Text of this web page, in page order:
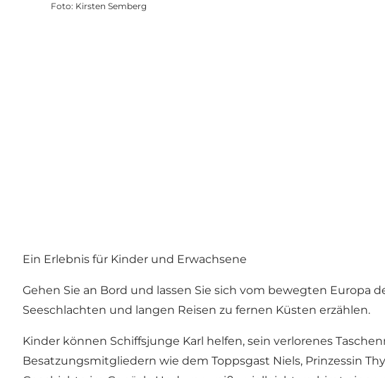
Foto: Kirsten Semberg
Ein Erlebnis für Kinder und Erwachsene
Gehen Sie an Bord und lassen Sie sich vom bewegten Europa
Seeschlachten und langen Reisen zu fernen Küsten erzählen.
Kinder können Schiffsjunge Karl helfen, sein verlorenes
Besatzungsmitgliedern wie dem Toppsgast Niels, Prinzessin